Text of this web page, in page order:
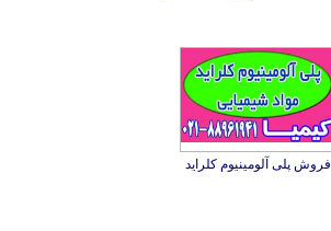
فروش پلی آلومینیوم کلراید